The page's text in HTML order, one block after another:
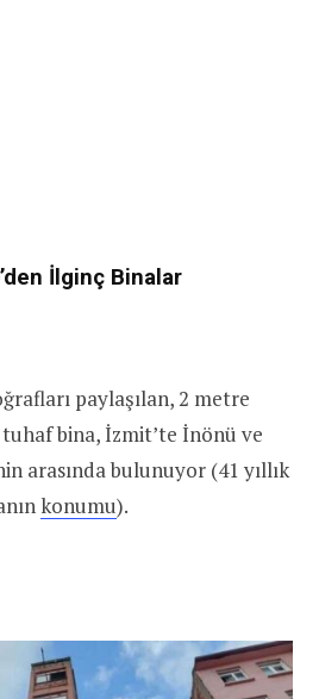
İlginç Binalar
paylaşılan, 2 metre
bina, İzmit’te İnönü ve
arasında bulunuyor (41 yıllık
konumu).